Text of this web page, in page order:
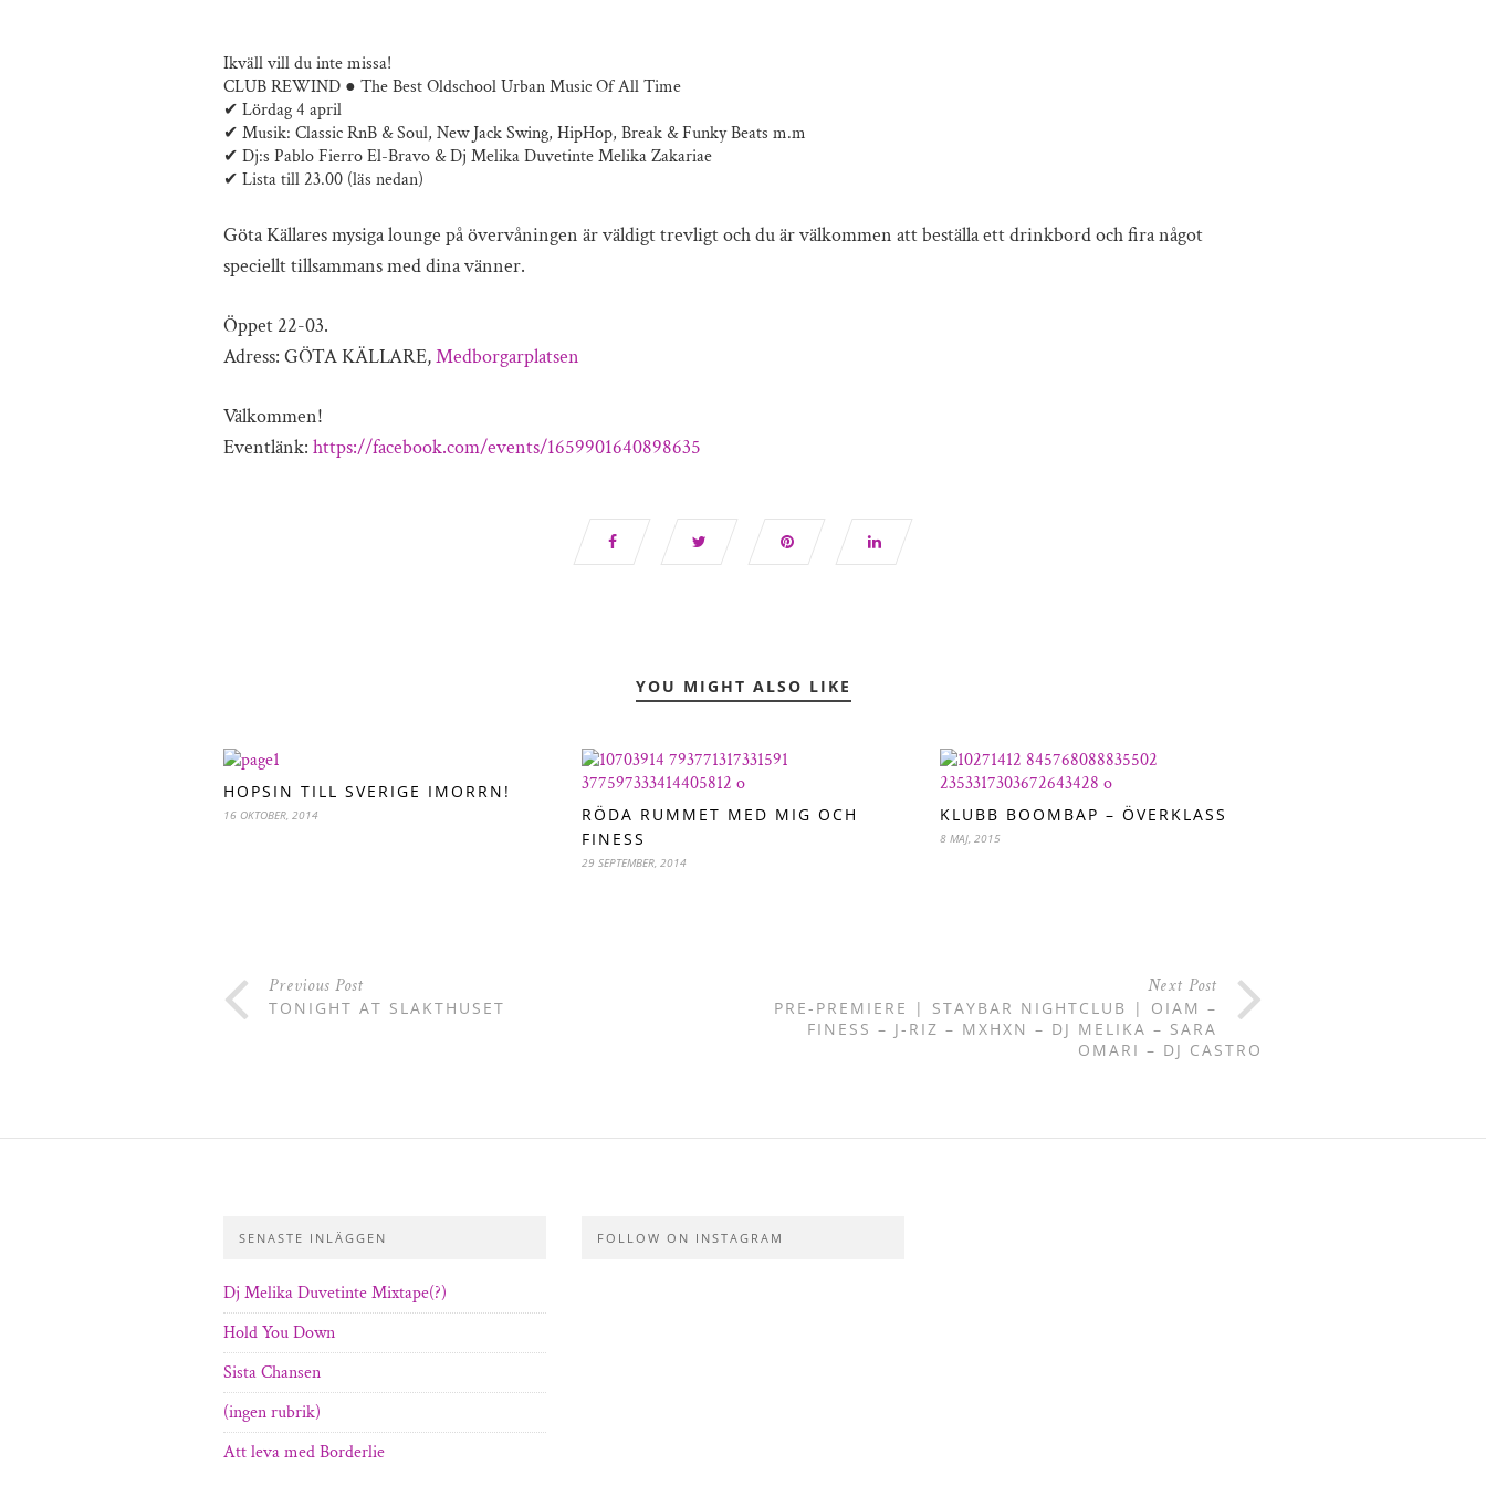
Ikväll vill du inte missa!
CLUB REWIND ● The Best Oldschool Urban Music Of All Time
✔ Lördag 4 april
✔ Musik: Classic RnB & Soul, New Jack Swing, HipHop, Break & Funky Beats m.m
✔ Dj:s Pablo Fierro El-Bravo & Dj Melika Duvetinte Melika Zakariae
✔ Lista till 23.00 (läs nedan)
Göta Källares mysiga lounge på övervåningen är väldigt trevligt och du är välkommen att beställa ett drinkbord och fira något
speciellt tillsammans med dina vänner.
Öppet 22-03.
Adress: GÖTA KÄLLARE,Medborgarplatsen
Välkommen!
Eventlänk: https://facebook.com/events/1659901640898635
YOU MIGHT ALSO LIKE
HOPSIN TILL SVERIGE IMORRN!
16 OKTOBER, 2014
RÖDA RUMMET MED MIG OCH
FINESS
29 SEPTEMBER, 2014
KLUBB BOOMBAP – ÖVERKLASS
8 MAJ, 2015
Previous Post
TONIGHT AT SLAKTHUSET
Next Post
PRE-PREMIERE | STAYBAR NIGHTCLUB | OIAM –
FINESS – J-RIZ – MXHXN – DJ MELIKA – SARA
OMARI – DJ CASTRO
SENASTE INLÄGGEN
Dj Melika Duvetinte Mixtape(?)
Hold You Down
Sista Chansen
(ingen rubrik)
Att leva med Borderlie
FOLLOW ON INSTAGRAM